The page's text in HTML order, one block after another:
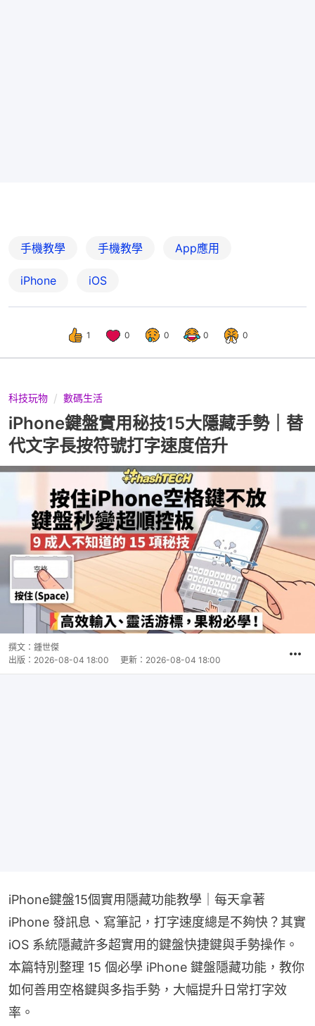
手機教學 手機教學 App應用
iPhone iOS
1 0 0 0 0
科技玩物 數碼生活
iPhone鍵盤實用秘技15大隱藏手勢｜替
代文字長按符號打字速度倍升
撰文： 鍾世傑
出版： 2026-08-04 18:00 更新： 2026-08-04 18:00
iPhone鍵盤15個實用隱藏功能教學｜每天拿著
iPhone 發訊息、寫筆記，打字速度總是不夠快？其實
iOS 系統隱藏許多超實用的鍵盤快捷鍵與手勢操作。
本篇特別整理 15 個必學 iPhone 鍵盤隱藏功能，教你
如何善用空格鍵與多指手勢，大幅提升日常打字效
率。